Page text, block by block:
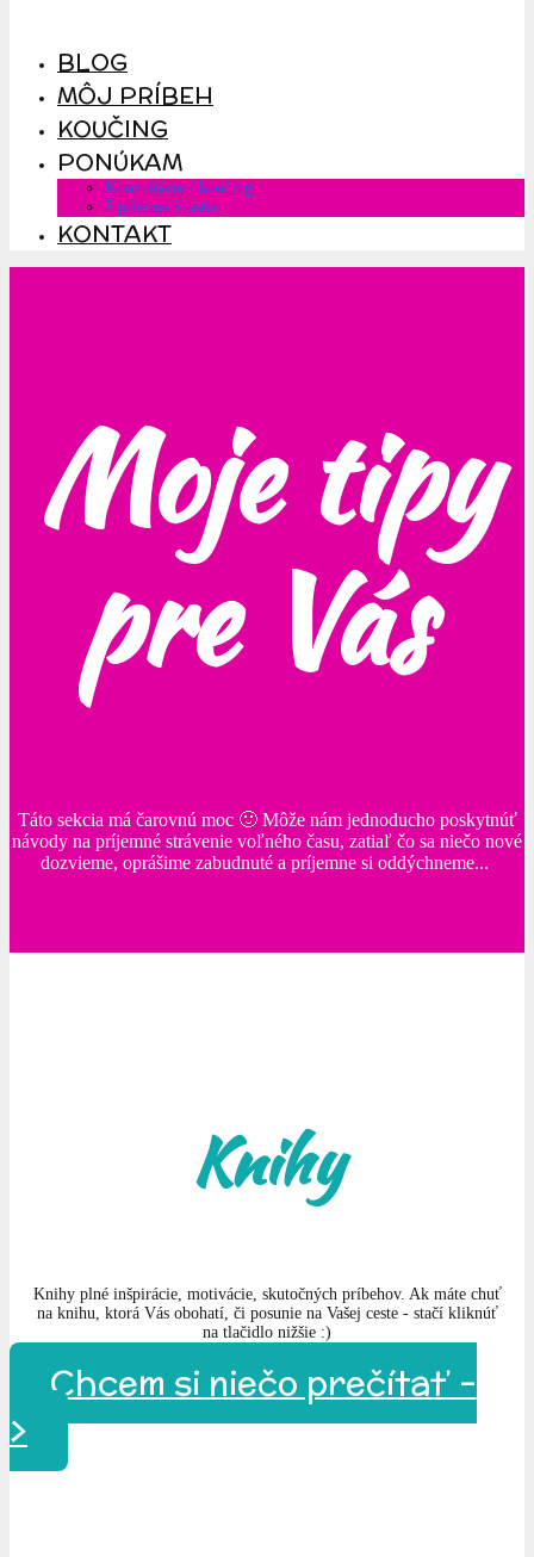
BLOG
MÔJ PRÍBEH
KOUČING
PONÚKAM
Konzultácie / koučing
5 pilierov šťastia
KONTAKT
Moje tipy
pre Vás
Táto sekcia má čarovnú moc 🙂 Môže nám jednoducho poskytnúť
návody na príjemné strávenie voľného času, zatiaľ čo sa niečo nové
dozvieme, oprášime zabudnuté a príjemne si oddýchneme...
Knihy
Knihy plné inšpirácie, motivácie, skutočných príbehov. Ak máte chuť
na knihu, ktorá Vás obohatí, či posunie na Vašej ceste - stačí kliknúť
na tlačidlo nižšie :)
Chcem si niečo prečítať -
>